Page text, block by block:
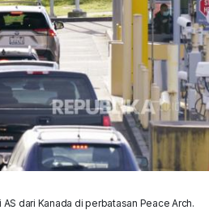
dari Kanada di perbatasan Peace Arch.